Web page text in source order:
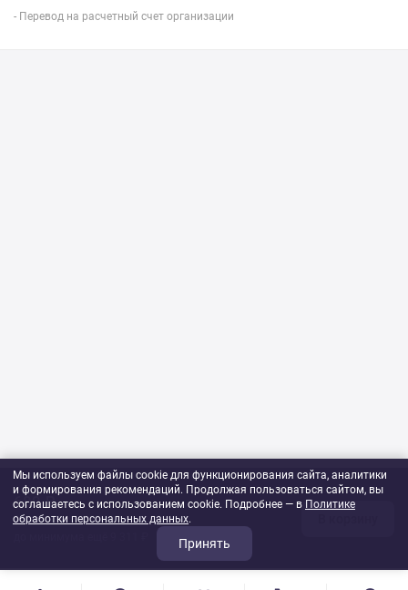
- Перевод на расчетный счет организации
689 ₽
1шт
Мы используем файлы cookie для функционирования сайта, аналитики
и формирования рекомендаций. Продолжая пользоваться сайтом, вы
соглашаетесь с использованием cookie. Подробнее — в Политике
обработки персональных данных.
Принять